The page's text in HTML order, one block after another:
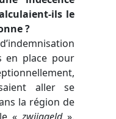
ils le
?
place pour
aller se
la région de